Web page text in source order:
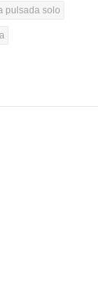
pulsada solo